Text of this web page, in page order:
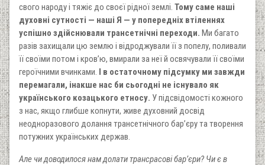
свого народу і тяжіє до своєї рідної землі. Тому саме наші
духовні сутності — наші Я — у попередніх втіленнях
успішно здійснювали трансетнічні переходи. Ми багато
разів захищали цю землю і відроджували її з попелу, поливали
її своїми потом і кров’ю, вмирали за неї й освячували її своїми
героїчними вчинками. І в остаточному підсумку ми завжди
перемагали, інакше нас би сьогодні не існувало як
українського козацького етносу. У підсвідомості кожного
з нас, якщо глибше копнути, живе духовний досвід
неодноразового долання трансетнічного бар’єру та творення
потужних українських держав.
Але чи доводилося нам долати трансрасові бар’єри? Чи є в